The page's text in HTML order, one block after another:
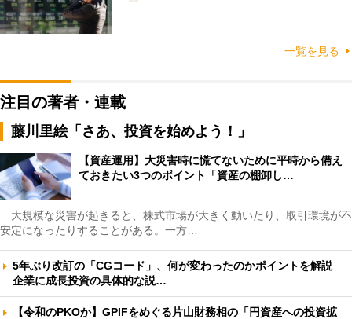
一覧を見る
注目の著者・連載
藤川里絵「さあ、投資を始めよう！」
【資産運用】大災害時に慌てないために平時から備え
ておきたい3つのポイント「資産の棚卸し…
大規模な災害が起きると、株式市場が大きく動いたり、取引環境が不
安定になったりすることがある。一方…
5年ぶり改訂の「CGコード」、何が変わったのかポイントを解説
企業に成長投資の具体的な説…
【令和のPKOか】GPIFをめぐる片山財務相の「円資産への投資拡